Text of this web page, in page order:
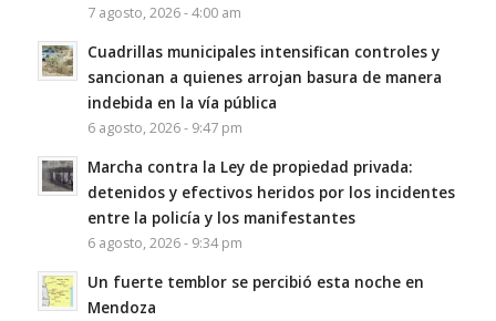
7 agosto, 2026 - 4:00 am
Cuadrillas municipales intensifican controles y
sancionan a quienes arrojan basura de manera
indebida en la vía pública
6 agosto, 2026 - 9:47 pm
Marcha contra la Ley de propiedad privada:
detenidos y efectivos heridos por los incidentes
entre la policía y los manifestantes
6 agosto, 2026 - 9:34 pm
Un fuerte temblor se percibió esta noche en
Mendoza